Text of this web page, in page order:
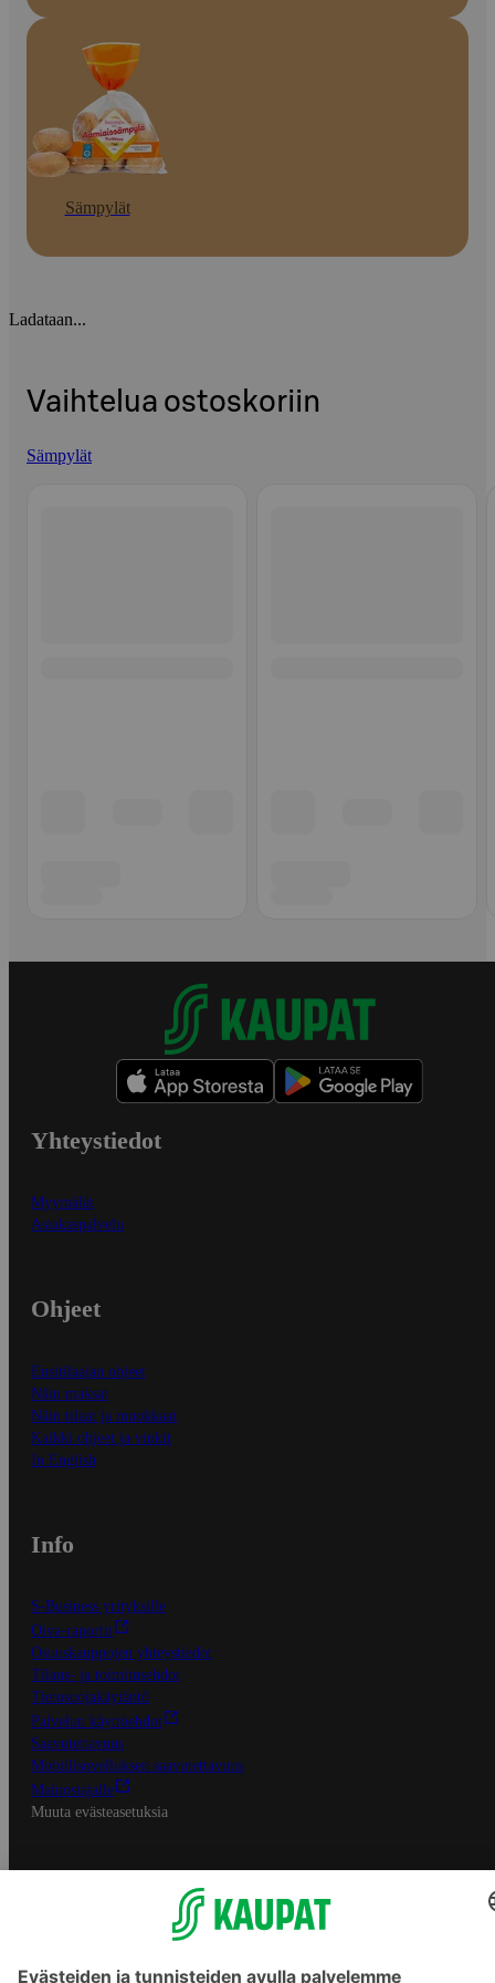
Sämpylät
Ladataan...
Vaihtelua ostoskoriin
Sämpylät
Yhteystiedot
Myymälät
Asiakaspalvelu
Ohjeet
Ensitilaajan ohjeet
Näin maksat
Näin tilaat ja muokkaat
Kaikki ohjeet ja vinkit
In English
Info
S-Business yrityksille
Oiva-raportit
Osuuskauppojen yhteystiedot
Tilaus- ja toimitusehdot
Tietosuojakäytäntö
Palvelun käyttöehdot
Saavutettavuus
Mobiilisovelluksen saavutettavuus
Mainostajalle
Muuta evästeasetuksia
S-ryhmän palvelut